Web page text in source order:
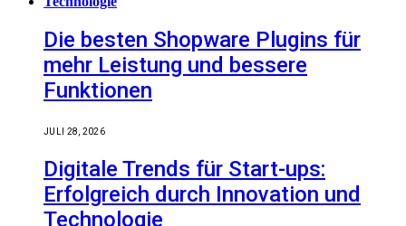
Die besten Shopware Plugins für
mehr Leistung und bessere
Funktionen
JULI 28, 2026
Digitale Trends für Start-ups:
Erfolgreich durch Innovation und
Technologie